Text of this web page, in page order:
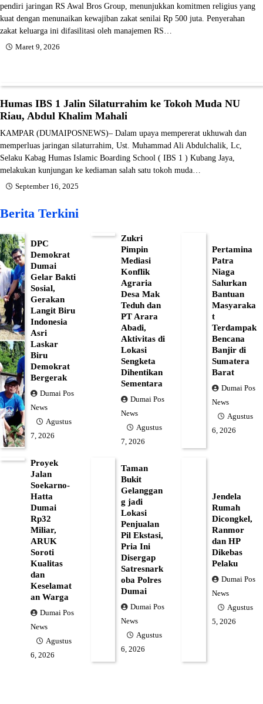
pendiri jaringan RS Awal Bros Group, menunjukkan komitmen religius yang
kuat dengan menunaikan kewajiban zakat senilai Rp 500 juta. Penyerahan
zakat keluarga ini difasilitasi oleh manajemen RS…
Maret 9, 2026
Humas IBS 1 Jalin Silaturrahim ke Tokoh Muda NU
Riau, Abdul Khalim Mahali
KAMPAR (DUMAIPOSNEWS)– Dalam upaya mempererat ukhuwah dan
memperluas jaringan silaturrahim, Ust. Muhammad Ali Abdulchalik, Lc,
Selaku Kabag Humas Islamic Boarding School ( IBS 1 ) Kubang Jaya,
melakukan kunjungan ke kediaman salah satu tokoh muda…
September 16, 2025
Berita Terkini
DPC
Demokrat
Dumai
Gelar Bakti
Sosial,
Gerakan
Langit Biru
Indonesia
Asri
Laskar
Biru
Demokrat
Bergerak
Dumai Pos
News
Agustus
7, 2026
Zukri
Pimpin
Mediasi
Konflik
Agraria
Desa Mak
Teduh dan
PT Arara
Abadi,
Aktivitas di
Lokasi
Sengketa
Dihentikan
Sementara
Dumai Pos
News
Agustus
7, 2026
Pertamina
Patra
Niaga
Salurkan
Bantuan
Masyaraka
t
Terdampak
Bencana
Banjir di
Sumatera
Barat
Dumai Pos
News
Agustus
6, 2026
Proyek
Jalan
Soekarno-
Hatta
Dumai
Rp32
Miliar,
ARUK
Soroti
Kualitas
dan
Keselamat
an Warga
Dumai Pos
News
Agustus
6, 2026
Taman
Bukit
Gelanggan
g jadi
Lokasi
Penjualan
Pil Ekstasi,
Pria Ini
Disergap
Satresnark
oba Polres
Dumai
Dumai Pos
News
Agustus
6, 2026
Jendela
Rumah
Dicongkel,
Ranmor
dan HP
Dikebas
Pelaku
Dumai Pos
News
Agustus
5, 2026